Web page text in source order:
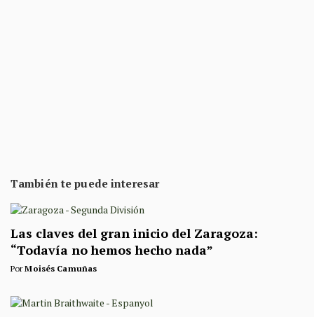
También te puede interesar
Las claves del gran inicio del Zaragoza:
“Todavía no hemos hecho nada”
PorMoisés Camuñas